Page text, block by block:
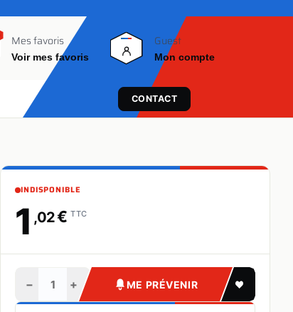
Mes favoris
Voir mes favoris
Guest
Mon compte
CONTACT
INDISPONIBLE
1 ,02€ TTC
− + ME PRÉVENIR